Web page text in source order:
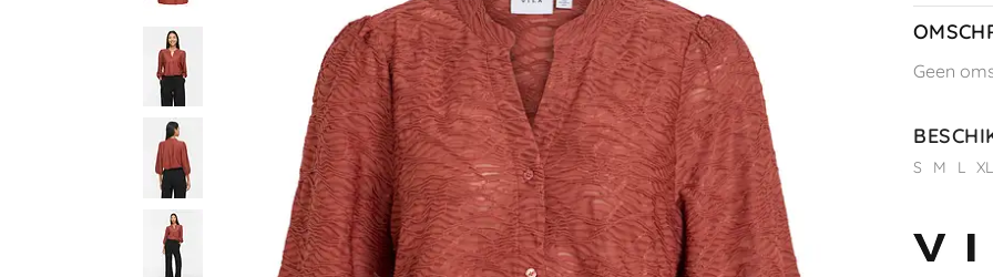
Geen
S M L XL